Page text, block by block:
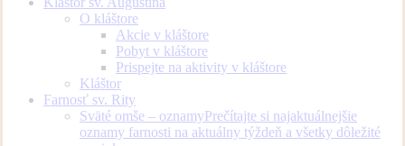
O kláštore
Akcie v kláštore
Pobyt v kláštore
Prispejte na aktivity v kláštore
Kláštor
Farnosť sv. Rity
Sväté omše – oznamyPrečítajte si najaktuálnejšie
oznamy farnosti na aktuálny týždeň a všetky dôležité